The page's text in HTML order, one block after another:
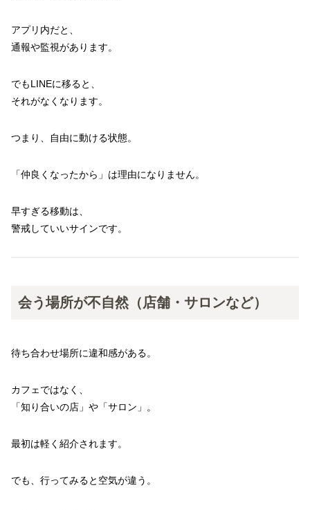
アプリ内だと、
通報や監視があります。
でもLINEに移ると、
それがなくなります。
つまり、自由に動ける状態。
「仲良くなったから」は理由になりません。
早すぎる移動は、
警戒していいサインです。
会う場所が不自然（店舗・サロンなど）
待ち合わせ場所に違和感がある。
カフェではなく、
「知り合いの店」や「サロン」。
最初は軽く紹介されます。
でも、行ってみると空気が違う。